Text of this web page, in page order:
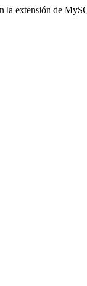
la extensión de